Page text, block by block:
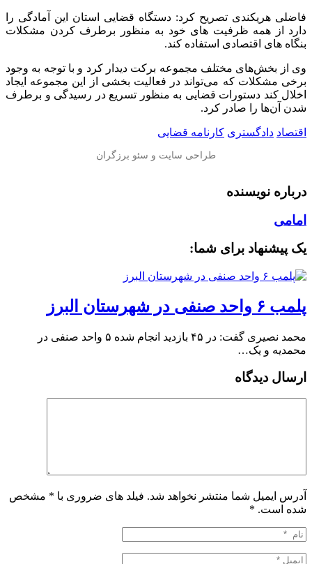
فاضلی هریکندی تصریح کرد: دستگاه قضایی استان این آمادگی را
دارد از همه ظرفیت های خود به منظور برطرف کردن مشکلات
بنگاه های اقتصادی استفاده کند.
وی از بخش‌های مختلف مجموعه برکت دیدار کرد و با توجه به وجود
برخی مشکلات که می‌تواند در فعالیت بخشی از این مجموعه ایجاد
اخلال کند دستورات قضایی به منظور تسریع در رسیدگی و برطرف
شدن آن‌ها را صادر کرد.
اقتصاد دادگستری کارنامه قضایی
درباره نویسنده
امامی
یک پیشنهاد برای شما:
پلمب ۶ واحد صنفی در شهرستان البرز
محمد نصیری گفت: در ۴۵ بازدید انجام شده ۵ واحد صنفی در
محمدیه و یک…
ارسال دیدگاه
آدرس ایمیل شما منتشر نخواهد شد. فیلد های ضروری با * مشخص
شده است. *